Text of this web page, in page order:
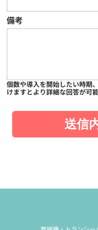
備考
個数や導入を開始したい時期
けますとより詳細な回答が可
送信